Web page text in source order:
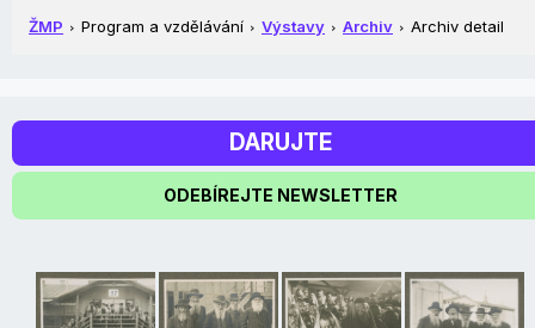
ŽMP Program a vzdělávání Výstavy Archiv Archiv detail
DARUJTE
ODEBÍREJTE NEWSLETTER